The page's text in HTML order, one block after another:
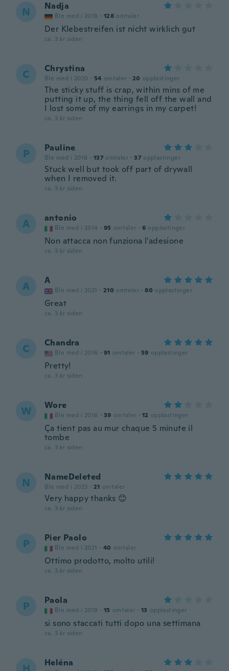
N Nadja
Ble med i 2018 · 128 omtaler
Der Klebestreifen ist nicht wirklich gut
ca. 3 år siden
C Chrystina
Ble med i 2020 · 54 omtaler · 20 opplastinger
The sticky stuff is crap, within mins of me
putting it up, the thing fell off the wall and
I lost some of my earrings in my carpet!
ca. 3 år siden
P Pauline
Ble med i 2018 · 137 omtaler · 37 opplastinger
Stuck well but took off part of drywall
when I removed it.
ca. 3 år siden
A antonio
Ble med i 2014 · 95 omtaler · 6 opplastinger
Non attacca non funziona l'adesione
ca. 3 år siden
A A
Ble med i 2021 · 210 omtaler · 80 opplastinger
Great
ca. 3 år siden
C Chandra
Ble med i 2016 · 91 omtaler · 59 opplastinger
Pretty!
ca. 3 år siden
W Wore
Ble med i 2016 · 39 omtaler · 12 opplastinger
Ça tient pas au mur chaque 5 minute il
tombe
ca. 3 år siden
N NameDeleted
Ble med i 2023 · 21 omtaler
Very happy thanks 😊
ca. 3 år siden
P Pier Paolo
Ble med i 2021 · 40 omtaler
Ottimo prodotto, molto utili!
ca. 3 år siden
P Paola
Ble med i 2019 · 15 omtaler · 13 opplastinger
si sono staccati tutti dopo una settimana
ca. 3 år siden
Heléna